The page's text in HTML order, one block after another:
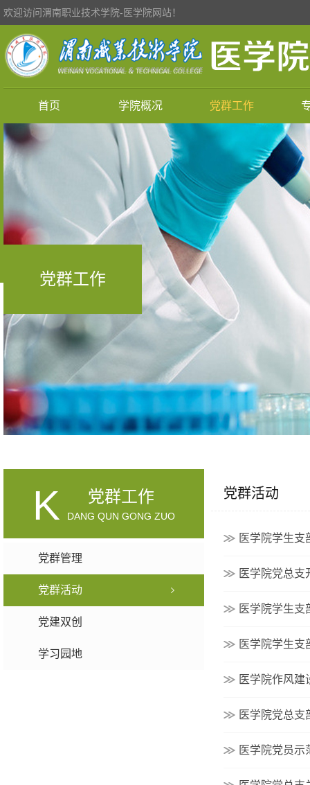
欢迎访问渭南职业技术学院-医学院网站！
首页 学院概况 党群工作
党群工作
K 党群工作
DANG QUN GONG ZUO
党群管理
党群活动
党建双创
学习园地
党群活动
医学院学生支
医学院党总支
医学院学生支
医学院学生支
医学院作风建
医学院党总支
医学院党员示